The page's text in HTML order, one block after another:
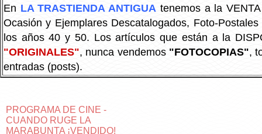
En LA TRASTIENDA ANTIGUA tenemos a la
Ocasión y Ejemplares Descatalogados, Foto-
los años 40 y 50. Los artículos que están a la
"ORIGINALES", nunca vendemos "FOTOCOPIAS",
entradas (posts).
PROGRAMA DE CINE -
CUANDO RUGE LA
MARABUNTA ¡VENDIDO!